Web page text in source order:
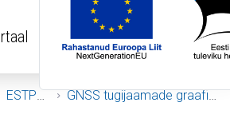
ESTPOS GNSS tugijaamade graafikud